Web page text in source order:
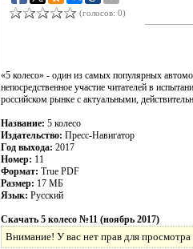
(голосов: 0)
«5 колесо» - один из самых популярных
непосредственное участие читателей в
российском рынке с актуальными,
Название: 5 колесо
Издательство: Пресс-Навигатор
Год выхода: 2017
Номер: 11
Формат: True PDF
Размер: 17 МБ
Язык: Русский
Скачать 5 колесо №11 (ноябрь 2017)
Внимание! У вас нет прав для просмотра